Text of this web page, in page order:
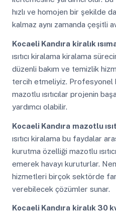
hızlı ve homojen bir şekilde
kalmaz aynı zamanda çeşitli
Kocaeli Kandıra kiralık
ısıtıcı kiralama kiralama
düzenli bakım ve temizlik
tercih etmeliyiz. Profesyonel
mazotlu ısıtıcılar projenin
yardımcı olabilir.
Kocaeli Kandıra mazotlu
ısıtıcı kiralama bu faydalar
kurutma özelliği mazotlu
emerek havayı kuruturlar.
hizmetleri birçok sektörde
verebilecek çözümler sunar.
Kocaeli Kandıra kiralık 30